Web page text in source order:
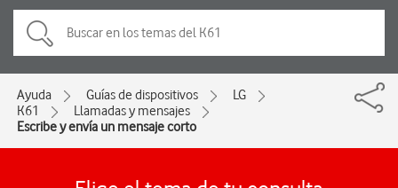
Ayuda Guías de dispositivos
LG
K61
Llamadas y mensajes
Escribe y envía un mensaje corto